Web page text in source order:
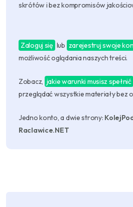
skrótów i bez kompromisów
Zaloguj się lub zarejestruj swoje
możliwość oglądania naszych treści.
Zobacz, jakie warunki musisz spełnić
przeglądać wszystkie materiały bez
Jedno konto, a dwie strony:
Raclawice.NET